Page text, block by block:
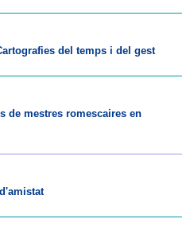
del temps i del gest
de mestres romescaires en